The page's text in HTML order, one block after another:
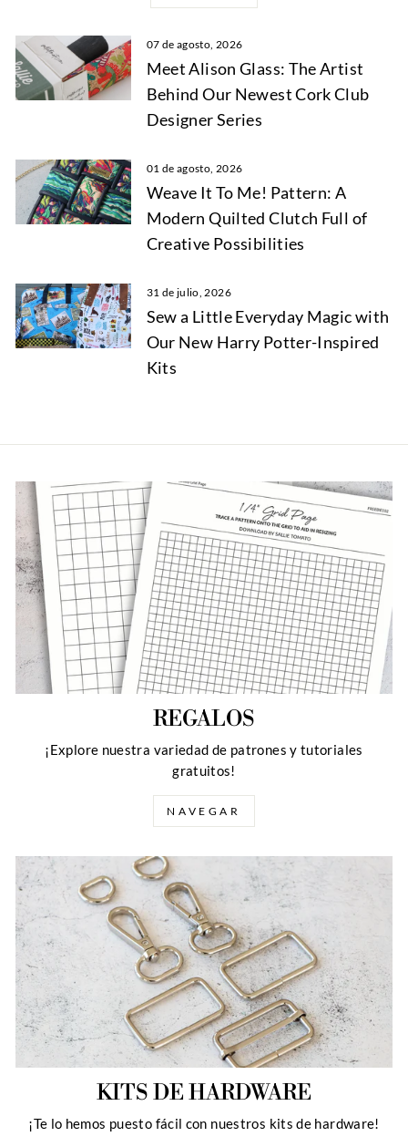
07 de agosto, 2026
Meet Alison Glass: The Artist
Behind Our Newest Cork Club
Designer Series
01 de agosto, 2026
Weave It To Me! Pattern: A
Modern Quilted Clutch Full of
Creative Possibilities
31 de julio, 2026
Sew a Little Everyday Magic with
Our New Harry Potter-Inspired
Kits
REGALOS
¡Explore nuestra variedad de patrones y tutoriales
gratuitos!
NAVEGAR
KITS DE HARDWARE
¡Te lo hemos puesto fácil con nuestros kits de hardware!